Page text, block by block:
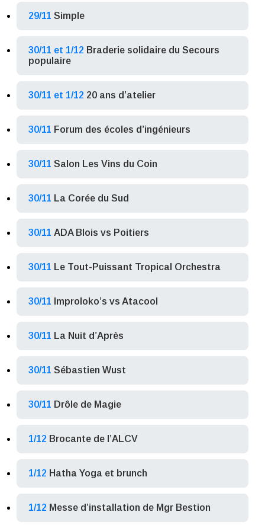
29/11 Simple
30/11 et 1/12 Braderie solidaire du Secours
populaire
30/11 et 1/12 20 ans d’atelier
30/11 Forum des écoles d’ingénieurs
30/11 Salon Les Vins du Coin
30/11 La Corée du Sud
30/11 ADA Blois vs Poitiers
30/11 Le Tout-Puissant Tropical Orchestra
30/11 Improloko’s vs Atacool
30/11 La Nuit d’Après
30/11 Sébastien Wust
30/11 Drôle de Magie
1/12 Brocante de l’ALCV
1/12 Hatha Yoga et brunch
1/12 Messe d’installation de Mgr Bestion